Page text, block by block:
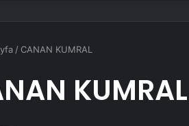
/ CANAN KUMRAL
KUMRAL